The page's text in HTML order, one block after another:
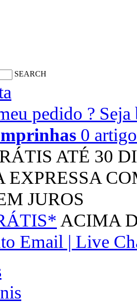
SEARCH
pedido ?
0
ATÉ 30
EXPRESSA
JUROS
ACIMA
Email | Live